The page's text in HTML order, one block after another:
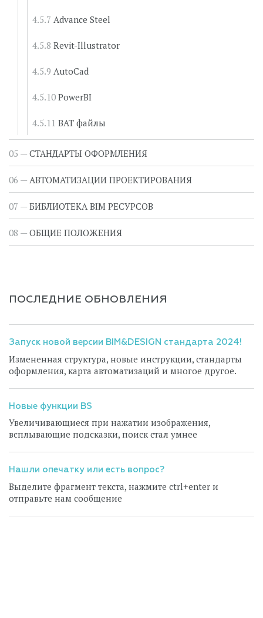
Advance Steel
Revit-Illustrator
AutoCad
PowerBI
BAT файлы
СТАНДАРТЫ ОФОРМЛЕНИЯ
АВТОМАТИЗАЦИИ ПРОЕКТИРОВАНИЯ
БИБЛИОТЕКА BIM РЕСУРСОВ
ОБЩИЕ ПОЛОЖЕНИЯ
ПОСЛЕДНИЕ ОБНОВЛЕНИЯ
Запуск новой версии BIM&DESIGN стандарта 2024!
Измененная структура, новые инструкции, стандарты
оформления, карта автоматизаций и многое другое.
Новые функции BS
Увеличивающиеся при нажатии изображения,
всплывающие подсказки, поиск стал умнее
Нашли опечатку или есть вопрос?
Выделите фрагмент текста, нажмите ctrl+enter и
отправьте нам сообщение